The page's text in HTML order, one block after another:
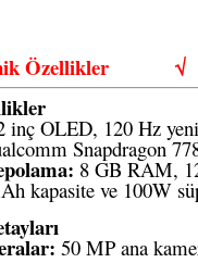
Özellikler√
inç OLED, 120 Hz
Snapdragon
8 GB RAM,
kapasite ve 100W
50 MP ana